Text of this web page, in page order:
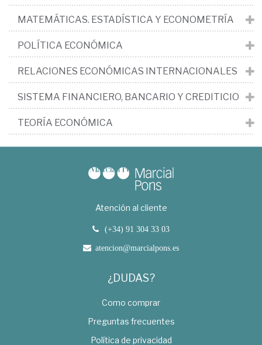
MATEMÁTICAS. ESTADÍSTICA Y ECONOMETRÍA
POLÍTICA ECONÓMICA
RELACIONES ECONÓMICAS INTERNACIONALES
SISTEMA FINANCIERO, BANCARIO Y CREDITICIO
TEORÍA ECONÓMICA
Atención al cliente
(+34) 91 304 33 03
atencion@marcialpons.es
¿DUDAS?
Como comprar
Preguntas frecuentes
Política de privacidad